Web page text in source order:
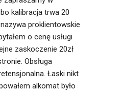
kalibracja trwa 20
proklientowskie
o cenę usługi
zaskoczenie 20zł
Obsługa
Łaski nikt
alkomat było